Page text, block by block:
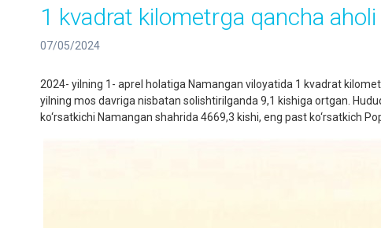
1 kvadrat kilometrga qancha aholi
07/05/2024
2024- yilning 1- aprel holatiga Namangan viloyatida 1 kvadrat
yilning mos davriga nisbatan solishtirilganda 9,1 kishiga ortgan.
ko‘rsatkichi Namangan shahrida 4669,3 kishi, eng past ko‘rsatkich